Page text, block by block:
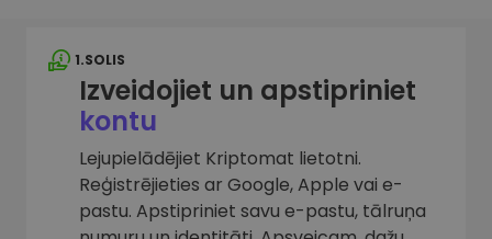
1.SOLIS
Izveidojiet un apstipriniet
kontu
Lejupielādējiet Kriptomat lietotni.
Reģistrējieties ar Google, Apple vai e-
pastu. Apstipriniet savu e-pastu, tālruņa